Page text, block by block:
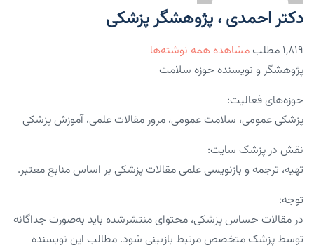
دکتر احمدی ، پژوهشگر پزشکی
۱,۸۱۹ مطلب
مشاهده همه نوشته‌ها
پژوهشگر و نویسنده حوزه سلامت
حوزه‌های فعالیت:
پزشکی عمومی، سلامت عمومی، مرور مقالات علمی، آموزش پزشکی
نقش در پزشک سایت:
تهیه، ترجمه و بازنویسی علمی مقالات پزشکی بر اساس منابع معتبر.
توجه:
در مقالات حساس پزشکی، محتوای منتشرشده باید به‌صورت جداگانه
توسط پزشک متخصص مرتبط بازبینی شود. مطالب این نویسنده